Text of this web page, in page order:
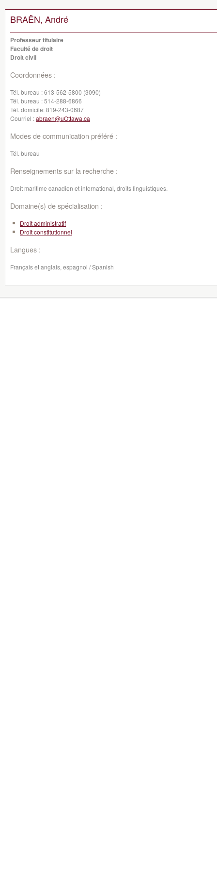
BRAËN, André
Professeur titulaire
Faculté de droit
Droit civil
Coordonnées :
Tél. bureau :613-562-5800 (3090)
Tél. bureau :514-288-6866
Tél. domicile:819-243-0687
Courriel :abraen@uOttawa.ca
Modes de communication préféré :
Tél. bureau
Renseignements sur la recherche :
Droit maritime canadien et international, droits linguistiques.
Domaine(s) de spécialisation :
Droit administratif
Droit constitutionnel
Langues :
Français et anglais, espagnol / Spanish